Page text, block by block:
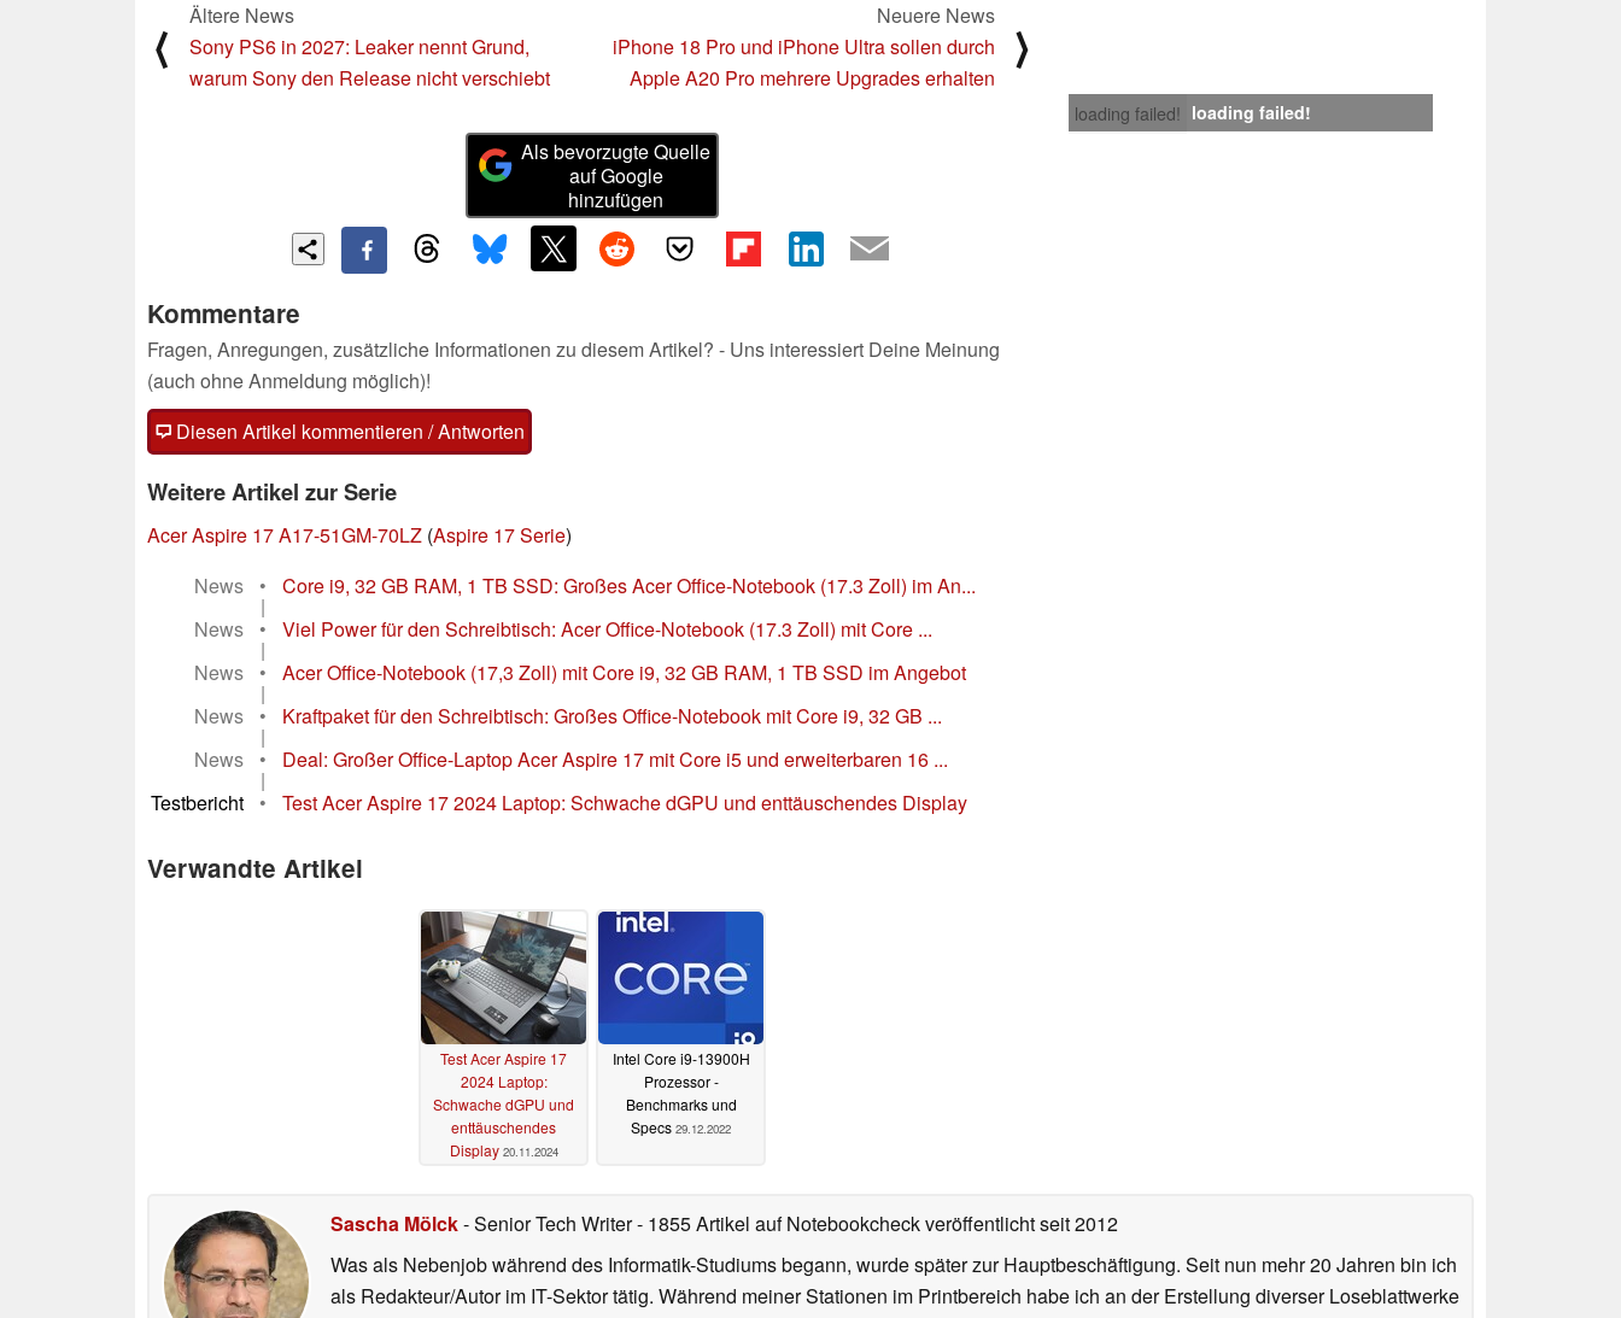
⟨
Ältere News
Sony PS6 in 2027: Leaker nennt Grund,
warum Sony den Release nicht verschiebt
Neuere News
iPhone 18 Pro und iPhone Ultra sollen durch
Apple A20 Pro mehrere Upgrades erhalten
⟩
loading failed! loading failed!
Als bevorzugte Quelle
auf Google
hinzufügen
Kommentare
Fragen, Anregungen, zusätzliche Informationen zu diesem Artikel? - Uns interessiert Deine Meinung
(auch ohne Anmeldung möglich)!
Diesen Artikel kommentieren / Antworten
Weitere Artikel zur Serie
Acer Aspire 17 A17-51GM-70LZ (Aspire 17 Serie)
News
• Core i9, 32 GB RAM, 1 TB SSD: Großes Acer Office-Notebook (17.3 Zoll) im An...
|
News
• Viel Power für den Schreibtisch: Acer Office-Notebook (17.3 Zoll) mit Core ...
|
News
• Acer Office-Notebook (17,3 Zoll) mit Core i9, 32 GB RAM, 1 TB SSD im Angebot
|
News
• Kraftpaket für den Schreibtisch: Großes Office-Notebook mit Core i9, 32 GB ...
|
News
• Deal: Großer Office-Laptop Acer Aspire 17 mit Core i5 und erweiterbaren 16 ...
|
Testbericht
• Test Acer Aspire 17 2024 Laptop: Schwache dGPU und enttäuschendes Display
Verwandte Artikel
Test Acer Aspire 17
2024 Laptop:
Schwache dGPU und
enttäuschendes
Display 20.11.2024
Intel Core i9-13900H
Prozessor -
Benchmarks und
Specs 29.12.2022
Sascha Mölck- Senior Tech Writer- 1855 Artikel auf Notebookcheck veröffentlichtseit 2012
Was als Nebenjob während des Informatik-Studiums begann, wurde später zur Hauptbeschäftigung. Seit nun mehr 20 Jahren bin ich
als Redakteur/Autor im IT-Sektor tätig. Während meiner Stationen im Printbereich habe ich an der Erstellung diverser Loseblattwerke